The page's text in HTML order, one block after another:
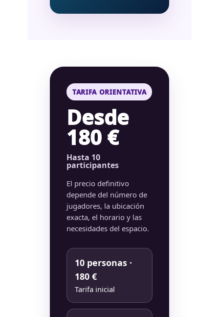
TARIFA ORIENTATIVA
Desde
180 €
Hasta 10
participantes
El precio definitivo
depende del número de
jugadores, la ubicación
exacta, el horario y las
necesidades del espacio.
10 personas ·
180 €
Tarifa inicial